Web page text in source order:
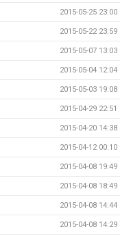
2015-05-25 23:00
2015-05-22 23:59
2015-05-07 13:03
2015-05-04 12:04
2015-05-03 19:08
2015-04-29 22:51
2015-04-20 14:38
2015-04-12 00:10
2015-04-08 19:49
2015-04-08 18:49
2015-04-08 14:44
2015-04-08 14:29